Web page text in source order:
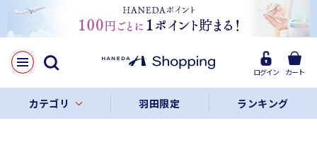
ログイン カート
カテゴリ 羽田限定 ランキング